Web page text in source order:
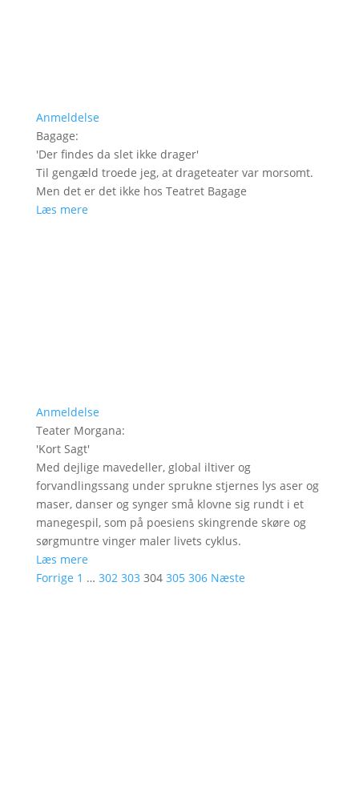
Anmeldelse
Bagage:
'Der findes da slet ikke drager'
Til gengæld troede jeg, at drageteater var morsomt.
Men det er det ikke hos Teatret Bagage
Læs mere
Anmeldelse
Teater Morgana:
'Kort Sagt'
Med dejlige mavedeller, global iltiver og
forvandlingssang under sprukne stjernes lys aser og
maser, danser og synger små klovne sig rundt i et
manegespil, som på poesiens skingrende skøre og
sørgmuntre vinger maler livets cyklus.
Læs mere
Forrige 1 … 302 303 304 305 306 Næste